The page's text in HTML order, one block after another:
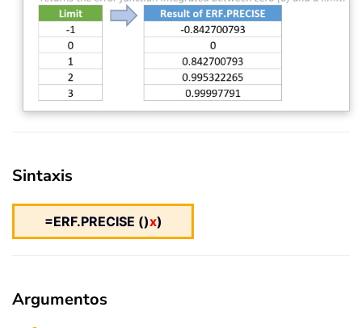
Sintaxis
=ERF.PRECISE ()x)
Argumentos